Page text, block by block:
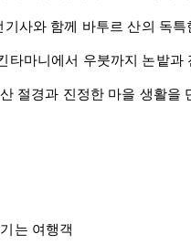
사와 함께 바투르 산의 독
마니에서 우붓까지 논밭과
절경과 진정한 마을 생활을
는 여행객